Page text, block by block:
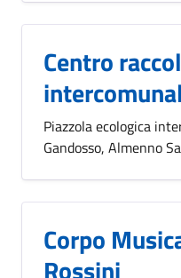
Centro
Piazzola ecologica
Gandosso, Almenno
Corpo